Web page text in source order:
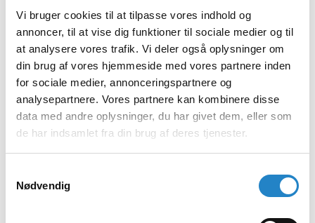
Vi bruger cookies til at tilpasse vores indhold og
annoncer, til at vise dig funktioner til sociale medier og til
at analysere vores trafik. Vi deler også oplysninger om
din brug af vores hjemmeside med vores partnere inden
for sociale medier, annonceringspartnere og
analysepartnere. Vores partnere kan kombinere disse
data med andre oplysninger, du har givet dem, eller som
de har indsamlet fra din brug af deres tjenester.
Nødvendig